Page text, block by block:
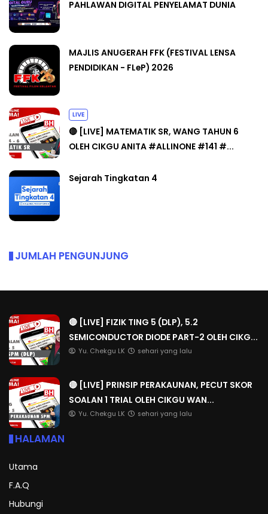
PAHLAWAN DIGITAL PENYELAMAT DUNIA
MAJLIS ANUGERAH FFK (FESTIVAL LENSA
PENDIDIKAN - FLeP) 2026
LIVE
🔴 [LIVE] MATEMATIK SR, WANG TAHUN 6
OLEH CIKGU ANITA #ALLINONE #141 #...
Sejarah Tingkatan 4
JUMLAH PENGUNJUNG
🔴 [LIVE] FIZIK TING 5 (DLP), 5.2
SEMICONDUCTOR DIODE PART-2 OLEH CIKG...
Yu. Chekgu LK sehari yang lalu
🔴 [LIVE] PRINSIP PERAKAUNAN, PECUT SKOR
SOALAN 1 TRIAL OLEH CIKGU WAN...
Yu. Chekgu LK sehari yang lalu
HALAMAN
Utama
F.A.Q
Hubungi